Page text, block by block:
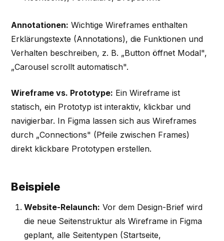
Annotationen: Wichtige Wireframes enthalten
Erklärungstexte (Annotations), die Funktionen und
Verhalten beschreiben, z. B. „Button öffnet Modal",
„Carousel scrollt automatisch".
Wireframe vs. Prototype: Ein Wireframe ist
statisch, ein Prototyp ist interaktiv, klickbar und
navigierbar. In Figma lassen sich aus Wireframes
durch „Connections" (Pfeile zwischen Frames)
direkt klickbare Prototypen erstellen.
Beispiele
Website-Relaunch: Vor dem Design-Brief wird
die neue Seitenstruktur als Wireframe in Figma
geplant, alle Seitentypen (Startseite,